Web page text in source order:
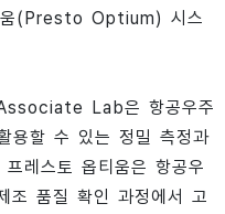
(Presto Optium) 시스
Lab은 항공우주
용할 수 있는 정밀 측정과
레스토 옵티움은 항공우
조 품질 확인 과정에서 고